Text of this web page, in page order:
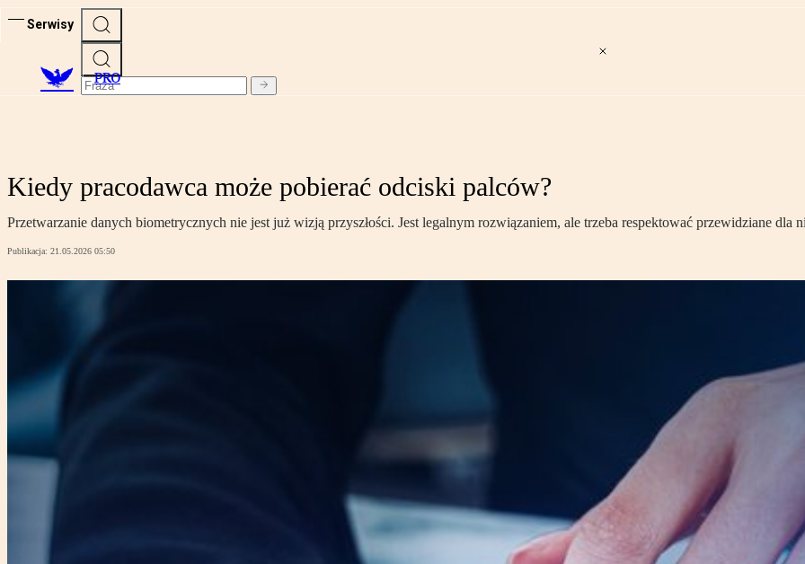
Serwisy
PRO
Kiedy pracodawca może pobierać odciski palców?
Przetwarzanie danych biometrycznych nie jest już wizją przyszłości. Jest legalnym rozwiązaniem, ale trzeba respektować przewidziane dla
Publikacja: 21.05.2026 05:50